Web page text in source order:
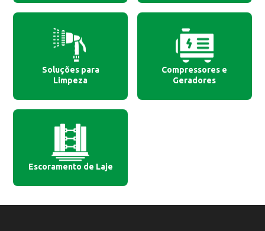
Soluções para
Limpeza
Compressores e
Geradores
Escoramento de Laje